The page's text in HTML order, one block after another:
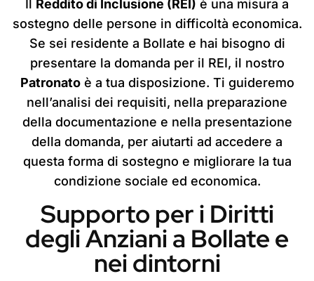
Reddito di Inclusione (REI) è una misura a
sostegno delle persone in difficoltà economica.
Se sei residente a Bollate e hai bisogno di
presentare la domanda per il REI, il nostro
Patronatoè a tua disposizione. Ti guideremo
nell’analisi dei requisiti, nella preparazione
della documentazione e nella presentazione
della domanda, per aiutarti ad accedere a
questa forma di sostegno e migliorare la tua
condizione sociale ed economica.
Supporto per i Diritti
degli Anziani a Bollate e
nei dintorni